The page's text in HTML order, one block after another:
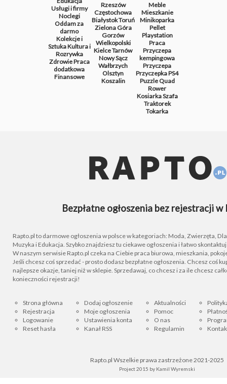
Usługi i firmy
Noclegi
Oddam za
darmo
Kolekcje i
SztukaKultura i
Rozrywka
ZdrowiePraca
dodatkowa
Finansowe
Rzeszów
Częstochowa
BiałystokToruń
Zielona Góra
Gorzów
Wielkopolski
KielceTarnów
Nowy Sącz
Wałbrzych
Olsztyn
Koszalin
Meble
Mieszkanie
Minikoparka
Pellet
Playstation
Praca
Przyczepa
kempingowa
Przyczepa
PrzyczepkaPS4
PuzzleQuad
Rower
KosiarkaSzafa
Traktorek
Tokarka
Bezpłatne ogłoszenia bez rejestracji w
Rapto.pl to darmowe ogłoszenia w polsce w kategoriach: Moda, Zwierzęta, Dla
Muzyka i Edukacja. Szybko znajdziesz tu ciekawe ogłoszenia i łatwo
W naszym serwisie Rapto.pl czeka na Ciebie praca biurowa, mieszkania,
Jeśli chcesz coś sprzedać - prosto dodasz bezpłatne ogłoszenia. Chcesz coś
najlepsze okazje, taniej niż w sklepie. Sprzedawaj, co chcesz i za ile chcesz
konieczności rejestracji!
Strona główna
Rejestracja
Logowanie
Reset hasła
Dodaj ogłoszenie
Moje ogłoszenia
Ustawienia konta
Kanał RSS
Aktualności
Pomoc
O nas
Regulamin
Rapto.pl Wszelkie prawa zastrzeżone 2021-2025
Project 2015 by Kamil Wyremski